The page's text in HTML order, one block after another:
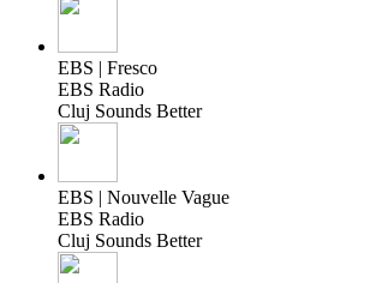
EBS | Fresco
EBS Radio
Cluj Sounds Better
EBS | Nouvelle Vague
EBS Radio
Cluj Sounds Better